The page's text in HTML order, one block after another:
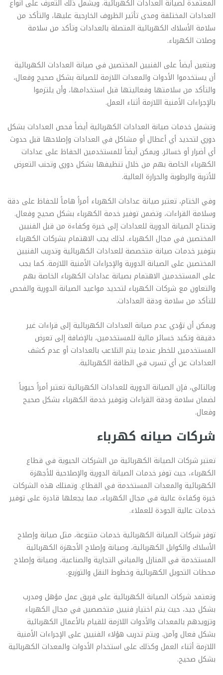
المعتمدة لصيانة العدادات الكهربائية. ويشمل ذلك التعرف على أنواع
العدادات المختلفة ومدى تأثير الظروف الخارجية عليها، والتأكد من
سلامة الأسلاك الكهربائية المتصلة بالعدادات وتأكد من سلامة
وصلات الكهرباء.
ويتعين أيضاً على الفنيين المختصين في صيانة العدادات الكهربائية
أن يستخدموا الأدوات والمعدات اللازمة للصيانة بشكل صحيح وفعال،
والتأكد من سلامتها وفعاليتها قبل استخدامها، وأن يلتزموا
بالإجراءات الأمنية اللازمة أثناء العمل.
وتشمل خدمات صيانة العدادات الكهربائية أيضاً فحص العدادات بشكل
دوري لتحديد أي أعطال أو مشاكل في العدادات وإصلاحها قبل حدوث
أي أضرار أو خسائر. ويمكن أيضاً للمستخدمين الحفاظ على عدادات
الكهرباء الخاصة بهم من خلال تنظيفها بشكل دوري وتجنب التعرض
للأتربة والرطوبة والحرارة العالية.
وفي الختام، تعتبر صيانة عدادات الكهرباء أمراً هاماً للحفاظ على دقة
وسلامة القراءات، وتضمن توفير خدمة الكهرباء بشكل صحيح وفعال.
وتحتاج الصيانة الدورية للعدادات إلى خبرة وكفاءة من قبل الفنيين
المختصين في مجال الكهرباء. لذلك يجب الاهتمام بشركات الكهرباء
بتوفير خدمات صيانة متخصصة للعدادات الكهربائية وتدريب الفنيين
المختصين على الصيانة الدورية والإجراءات الأمنية اللازمة. كما يجب
على المستخدمين الاهتمام بصيانة عدادات الكهرباء الخاصة بهم
والتعاون مع شركات الكهرباء لتحديد مواعيد الصيانة الدورية والفحص
للتأكد من سلامة ودقة العدادات.
ويمكن أن تؤدي عدم صيانة العدادات الكهربائية إلى قراءات غير
دقيقة وتكبد خسائر مالية للمستخدمين، بالإضافة إلى تعرض
المستخدمين للخطر عندما يتم التلاعب بالعدادات أو عدم كشف
العدادات عن أي تسرب في الطاقة الكهربائية.
وبالتالي، فإن الصيانة الدورية للعدادات الكهربائية تعتبر أمراً حيوياً
لضمان سلامة ودقة القراءات وتوفير خدمة الكهرباء بشكل صحيح
وفعال.
شركات صيانه كهرباء
تعتبر شركات الصيانة الكهربائية من الشركات الحيوية في قطاع
الكهرباء، حيث توفر خدمات الصيانة الدورية والإصلاحية للأجهزة
الكهربائية والمعدات المستخدمة في القطاع. وتمتلك هذه الشركات
خبرة وكفاءة عالية في مجال الكهرباء، مما يجعلها قادرة على توفير
خدمات عالية الجودة للعملاء.
توفر شركات الصيانة الكهربائية خدمات متنوعة، مثل صيانة وإصلاح
الأسلاك والكوابل الكهربائية، وصيانة وإصلاح الأجهزة الكهربائية
المستخدمة في المنازل والمباني التجارية والصناعية، وصيانة وإصلاح
محطات التحويل الكهربائية وخطوط النقل والتوزيع.
وتعتمد شركات الصيانة الكهربائية على فريق عمل مؤهل ومدرب
بشكل جيد، حيث يتم اختيار فنيين متخصصين في مجال الكهرباء
وتزويدهم بالمعدات والأدوات اللازمة للقيام بالأعمال الكهربائية
بشكل فعال وآمن. ويتم تدريب هؤلاء الفنيين على الإجراءات الأمنية
اللازمة أثناء العمل وكذلك على استخدام الأدوات والمعدات الكهربائية
بشكل صحيح.